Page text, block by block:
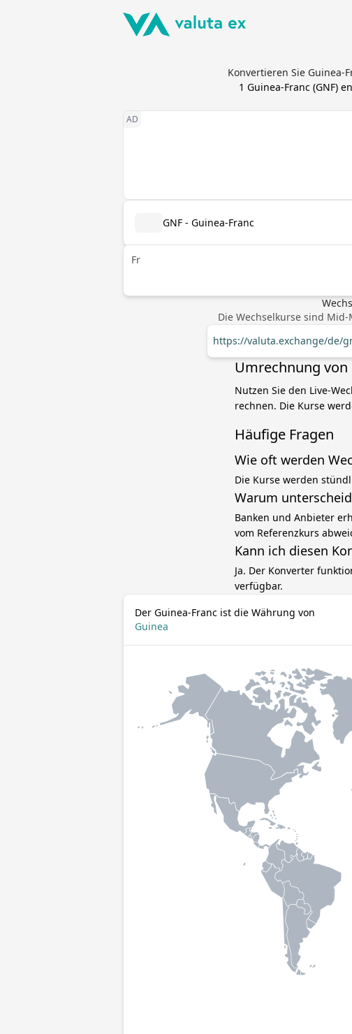
Konvertieren Sie Guinea-
1 Guinea-Franc(GNF)
GNF - Guinea-Franc
Fr
Die Wechselkurse sind
https://valuta.exchange/de/
Umrechnung von
Nutzen Sie den Live-
rechnen. Die Kurse
Häufige Fragen
Wie oft werden
Die Kurse werden
Warum
Banken und Anbieter
vom Referenzkurs
Kann ich diesen
Ja. Der Konverter
verfügbar.
Der Guinea-Franc ist die Währung von
Guinea